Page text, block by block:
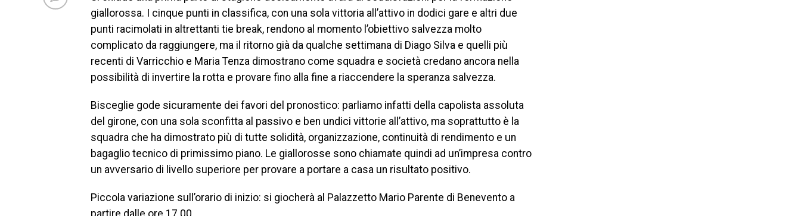
giallorossa. I cinque punti in classifica, con una sola vittoria all’attivo in dodici gare e altri due
punti racimolati in altrettanti tie break, rendono al momento l’obiettivo salvezza molto
complicato da raggiungere, ma il ritorno già da qualche settimana di Diago Silva e quelli più
recenti di Varricchio e Maria Tenza dimostrano come squadra e società credano ancora nella
possibilità di invertire la rotta e provare fino alla fine a riaccendere la speranza salvezza.
Bisceglie gode sicuramente dei favori del pronostico: parliamo infatti della capolista assoluta
del girone, con una sola sconfitta al passivo e ben undici vittorie all’attivo, ma soprattutto è la
squadra che ha dimostrato più di tutte solidità, organizzazione, continuità di rendimento e un
bagaglio tecnico di primissimo piano. Le giallorosse sono chiamate quindi ad un’impresa contro
un avversario di livello superiore per provare a portare a casa un risultato positivo.
Piccola variazione sull’orario di inizio: si giocherà al Palazzetto Mario Parente di Benevento a
partire dalle ore 17.00.